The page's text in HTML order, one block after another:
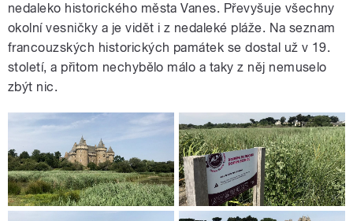
nedaleko historického města Vanes. Převyšuje všechny
okolní vesničky a je vidět i z nedaleké pláže. Na seznam
francouzských historických památek se dostal už v 19.
století, a přitom nechybělo málo a taky z něj nemuselo
zbýt nic.